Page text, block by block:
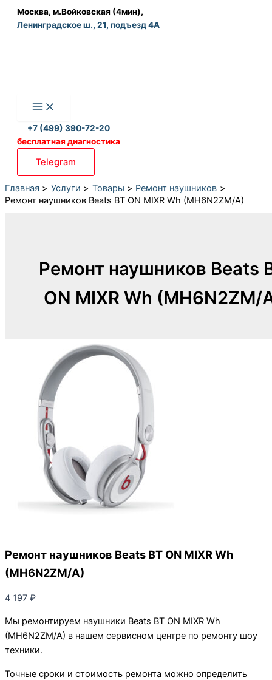
Перейти
Москва, м.Войковская (4мин),
Ленинградское ш., 21, подъезд 4А
+7 (499) 390-72-20
бесплатная диагностика
Telegram
Главная Услуги Товары
Ремонт наушников
Ремонт наушников Beats BT ON MIXR Wh (MH6N2ZM/A)
Ремонт наушников Beats
ON MIXR Wh (MH6N2ZM/
Ремонт наушников Beats BT ON MIXR Wh
(MH6N2ZM/A)
4 197 ₽
Мы ремонтируем наушники Beats BT ON MIXR Wh
(MH6N2ZM/A) в нашем сервисном центре по ремонту шоу
техники.
Точные сроки и стоимость ремонта можно определить